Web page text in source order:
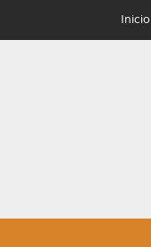
Inicio